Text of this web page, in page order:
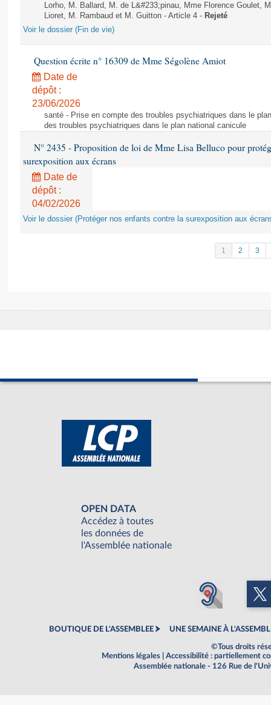
Lorho, M. Ballard, M. de L&#233;pinau, Mme Florence Goulet,
Lioret, M. Rambaud et M. Guitton - Article 4 - Rejeté
Voir le dossier (Fin de vie)
Question écrite n° 16309 de Mme Ségolène Amiot
Date de
dépôt :
23/06/2026
santé - Prise en compte des troubles psychiatriques dans le
des troubles psychiatriques dans le plan national canicule
N° 2435 - Proposition de loi de Mme Lisa Belluco pour
surexposition aux écrans
Date de
dépôt :
04/02/2026
Voir le dossier (Protéger nos enfants contre la surexposition aux
1 2 3
OPEN DATA
Accédez à toutes
les données de
l'Assemblée nationale
BOUTIQUE DE L'ASSEMBLEE UNE SEMAINE À
©Tous droits
Mentions légales
Accessibilité : partiellement
Assemblée nationale - 126 Rue de